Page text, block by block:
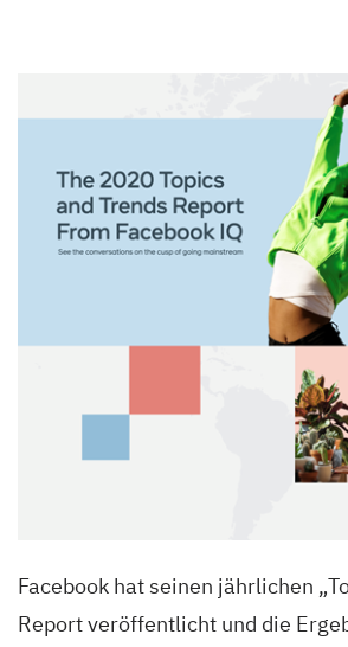
Facebook hat seinen jährlichen
Report veröffentlicht und die